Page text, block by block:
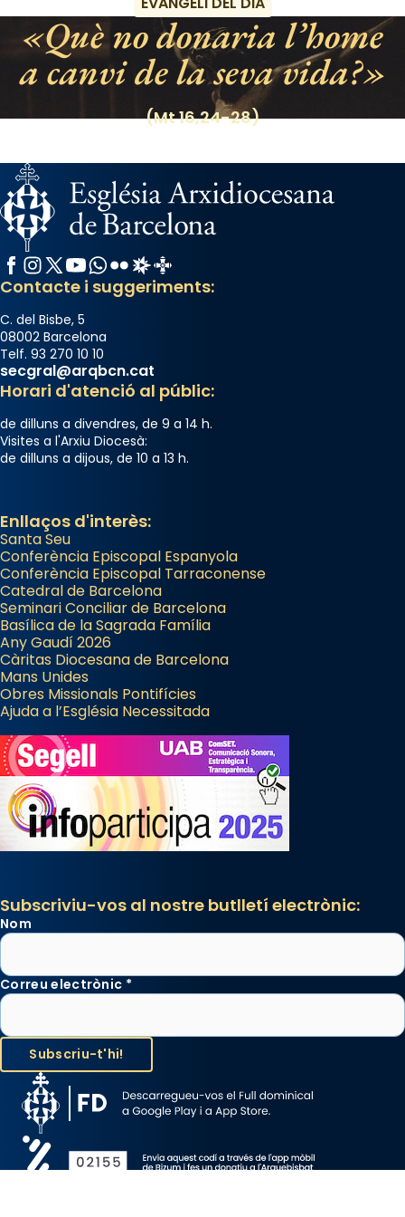
«Si vols saber què és calor, ves per les
Santes a Mataró»🥵.
Photo
Què no donaria l’home
a canvi de la seva vida?
(Mt 16,24-28)
Facebook
Instagram
X / Twitter
YouTube
WhatsApp
FlickrRadio Estel
Catalunya Cristiana
Contacte i suggeriments:
C. del Bisbe, 5
08002 Barcelona
Telf. 93 270 10 10
secgral@arqbcn.cat
Horari d'atenció al públic:
de dilluns a divendres, de 9 a 14 h.
Visites a l'Arxiu Diocesà:
de dilluns a dijous, de 10 a 13 h.
Enllaços d'interès:
Santa Seu
Conferència Episcopal Espanyola
Conferència Episcopal Tarraconense
Catedral de Barcelona
Seminari Conciliar de Barcelona
Basílica de la Sagrada Família
Any Gaudí 2026
Càritas Diocesana de Barcelona
Mans Unides
Obres Missionals Pontifícies
Ajuda a l’Església Necessitada
Subscriviu-vos al nostre butlletí electrònic:
Nom
Correu electrònic *